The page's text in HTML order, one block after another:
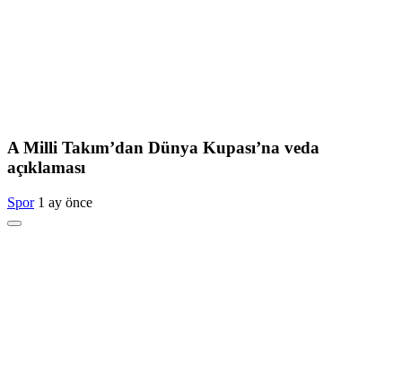
A Milli Takım’dan Dünya Kupası’na veda
açıklaması
Spor 1 ay önce